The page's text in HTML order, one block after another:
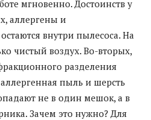
мгновенно. Достоинств у
аллергены и
внутри пылесоса. На
чистый воздух. Во-вторых,
разделения
пыль и шерсть
не в один мешок, а в
Зачем это нужно? Для